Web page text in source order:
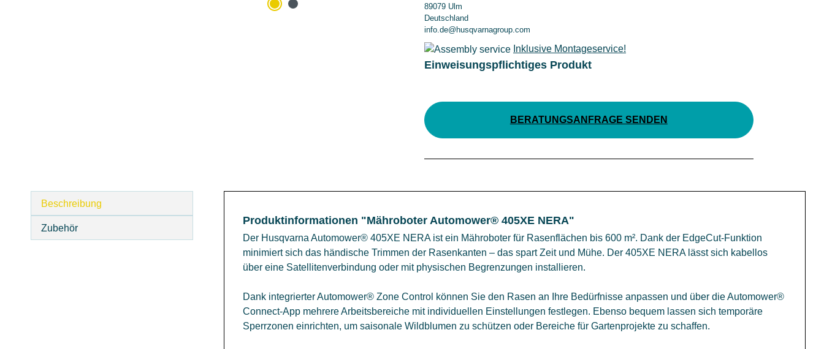
89079 Ulm
Deutschland
info.de@husqvarnagroup.com
Inklusive Montageservice!
Einweisungspflichtiges Produkt
BERATUNGSANFRAGE SENDEN
Beschreibung
Zubehör
Produktinformationen "Mähroboter Automower® 405XE NERA"
Der Husqvarna Automower® 405XE NERA ist ein Mähroboter für Rasenflächen bis 600 m². Dank der EdgeCut-Funktion
minimiert sich das händische Trimmen der Rasenkanten – das spart Zeit und Mühe. Der 405XE NERA lässt sich kabellos
über eine Satellitenverbindung oder mit physischen Begrenzungen installieren.
Dank integrierter Automower® Zone Control können Sie den Rasen an Ihre Bedürfnisse anpassen und über die Automower®
Connect-App mehrere Arbeitsbereiche mit individuellen Einstellungen festlegen. Ebenso bequem lassen sich temporäre
Sperrzonen einrichten, um saisonale Wildblumen zu schützen oder Bereiche für Gartenprojekte zu schaffen.